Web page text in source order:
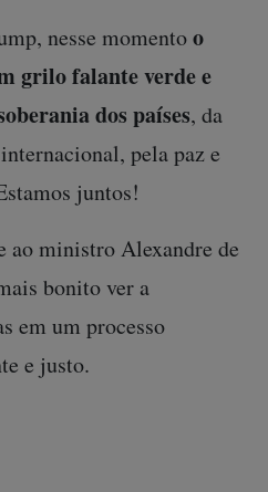
nesse momentoo
grilo falante verde e
dos países, da
pela paz e
juntos!
ao ministro Alexandre de
bonito ver a
em um processo
e justo.